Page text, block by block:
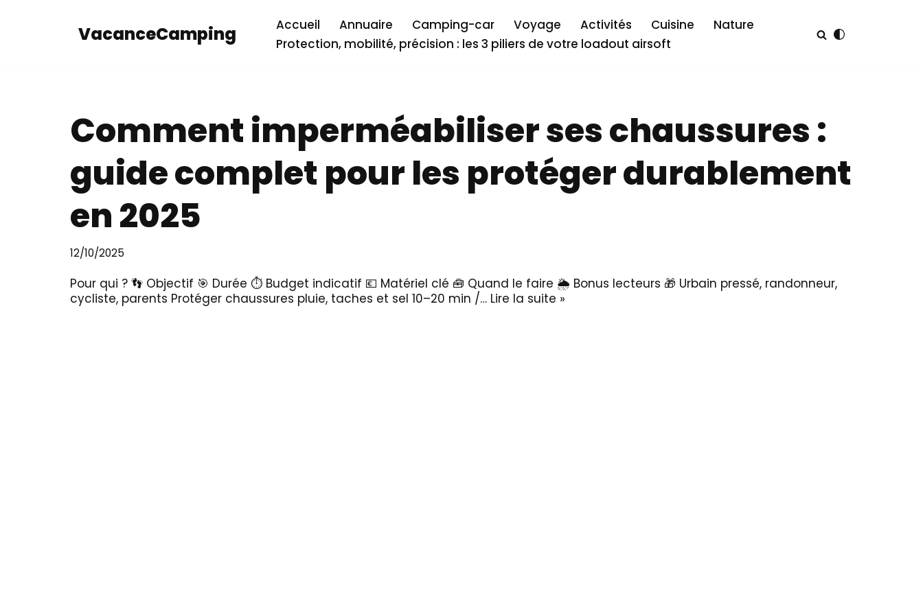
VacanceCamping Accueil Annuaire Camping-car Voyage Activités Cuisine
Nature
Protection, mobilité, précision : les 3 piliers de votre loadout airsoft
Comment imperméabiliser ses chaussures :
guide complet pour les protéger durablement
en 2025
12/10/2025
Pour qui ? 👣 Objectif 🎯 Durée ⏱️ Budget indicatif 💶 Matériel clé 🧰 Quand le faire 🌦️ Bonus lecteurs 🎁 Urbain pressé, randonneur,
cycliste, parents Protéger chaussures pluie, taches et sel 10–20 min /… Lire la suite »